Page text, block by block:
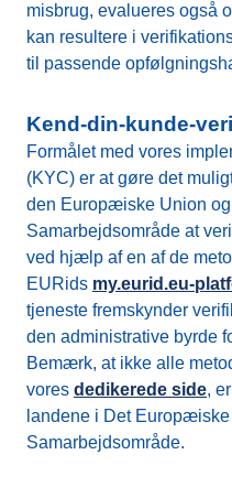
misbrug, evalueres også
kan resultere i
til passende
Kend-din-kunde-
Formålet med vores
(KYC) er at gøre det
den Europæiske Union
Samarbejdsområde at
ved hjælp af en af de
EURids my.eurid.eu-
tjeneste fremskynder
den administrative byrde
Bemærk, at ikke alle
vores dedikerede side,
landene i Det
Samarbejdsområde.